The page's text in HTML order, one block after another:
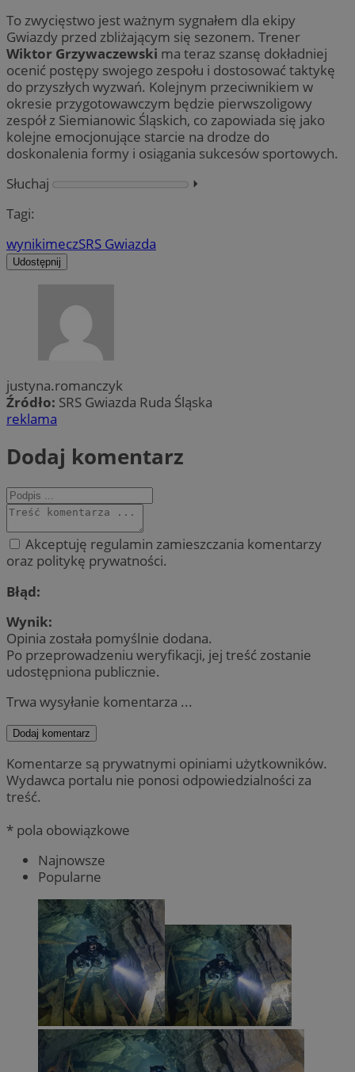
To zwycięstwo jest ważnym sygnałem dla ekipy
Gwiazdy przed zbliżającym się sezonem. Trener
Wiktor Grzywaczewski ma teraz szansę dokładniej
ocenić postępy swojego zespołu i dostosować taktykę
do przyszłych wyzwań. Kolejnym przeciwnikiem w
okresie przygotowawczym będzie pierwszoligowy
zespół z Siemianowic Śląskich, co zapowiada się jako
kolejne emocjonujące starcie na drodze do
doskonalenia formy i osiągania sukcesów sportowych.
Słuchaj
⏵︎
Tagi:
wynikimeczSRS Gwiazda
Udostępnij
justyna.romanczyk
Źródło: SRS Gwiazda Ruda Śląska
reklama
Dodaj komentarz
Akceptuję regulamin zamieszczania komentarzy
oraz politykę prywatności.
Błąd:
Wynik:
Opinia została pomyślnie dodana.
Po przeprowadzeniu weryfikacji, jej treść zostanie
udostępniona publicznie.
Trwa wysyłanie komentarza ...
Dodaj komentarz
Komentarze są prywatnymi opiniami użytkowników.
Wydawca portalu nie ponosi odpowiedzialności za
treść.
* pola obowiązkowe
Najnowsze
Popularne